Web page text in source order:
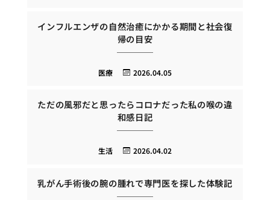
インフルエンザの自然治癒にかかる期間と社会復
帰の目安
2026.04.05
医療
ただの風邪だと思ったらコロナだった私の喉の違
和感日記
2026.04.02
生活
乳がん手術後の腕の腫れで専門医を探した体験記